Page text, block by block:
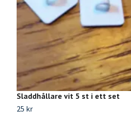
Sladdhållare vit 5 st i ett set
25 kr